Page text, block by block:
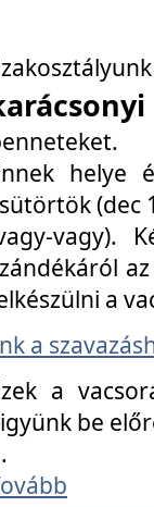
helye
(dec
vagy).
a
a
a
be